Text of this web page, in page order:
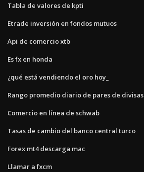
Tabla de valores de kpti
Etrade inversión en fondos mutuos
Api de comercio xtb
Es fx en honda
¿qué está vendiendo el oro hoy_
Rango promedio diario de pares de divisas
Comercio en línea de schwab
Tasas de cambio del banco central turco
Forex mt4 descarga mac
Llamar a fxcm